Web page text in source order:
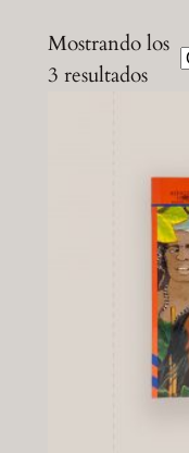
Mostrando los
3 resultados